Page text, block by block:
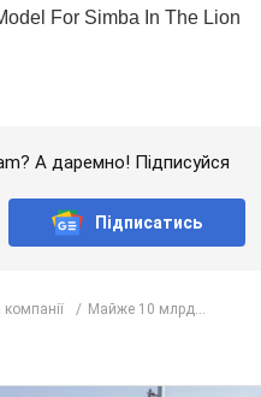
А даремно! Підписуйся
Підписатись
компанії Майже 10 млрд...